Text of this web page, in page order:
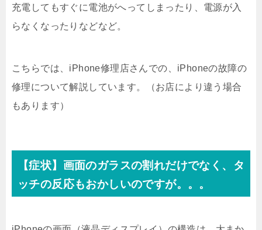
充電してもすぐに電池がへってしまったり、電源が入
らなくなったりなどなど。
こちらでは、iPhone修理店さんでの、iPhoneの故障の
修理について解説しています。（お店により違う場合
もあります）
【症状】画面のガラスの割れだけでなく、タ
ッチの反応もおかしいのですが。。。